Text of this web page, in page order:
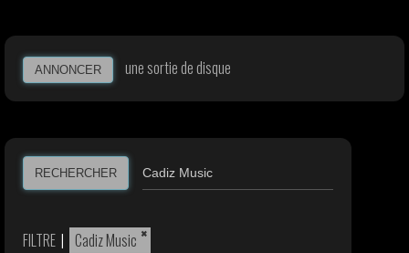
ANNONCER une sortie de disque
RECHERCHER
FILTRE | ×
Cadiz Music